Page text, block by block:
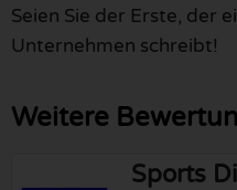
Seien Sie der Erste, der
Unternehmen schreibt!
Weitere
Sports